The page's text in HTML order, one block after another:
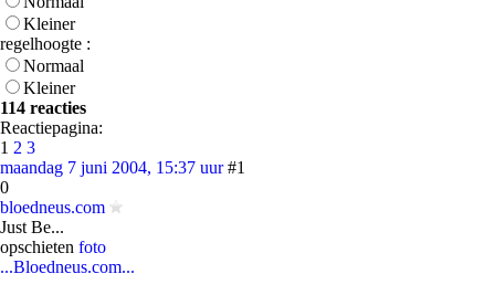
Kleiner
regelhoogte :
Normaal
Kleiner
114 reacties
Reactiepagina:
1 2 3
maandag 7 juni 2004, 15:37 uur #1
0
bloedneus.com
Just Be...
opschieten foto
...Bloedneus.com...